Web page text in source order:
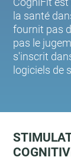
la santé
fournit pas
pas le
s'inscrit
logiciels de